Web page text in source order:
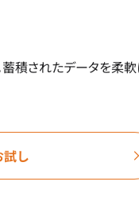
積されたデータを柔
し